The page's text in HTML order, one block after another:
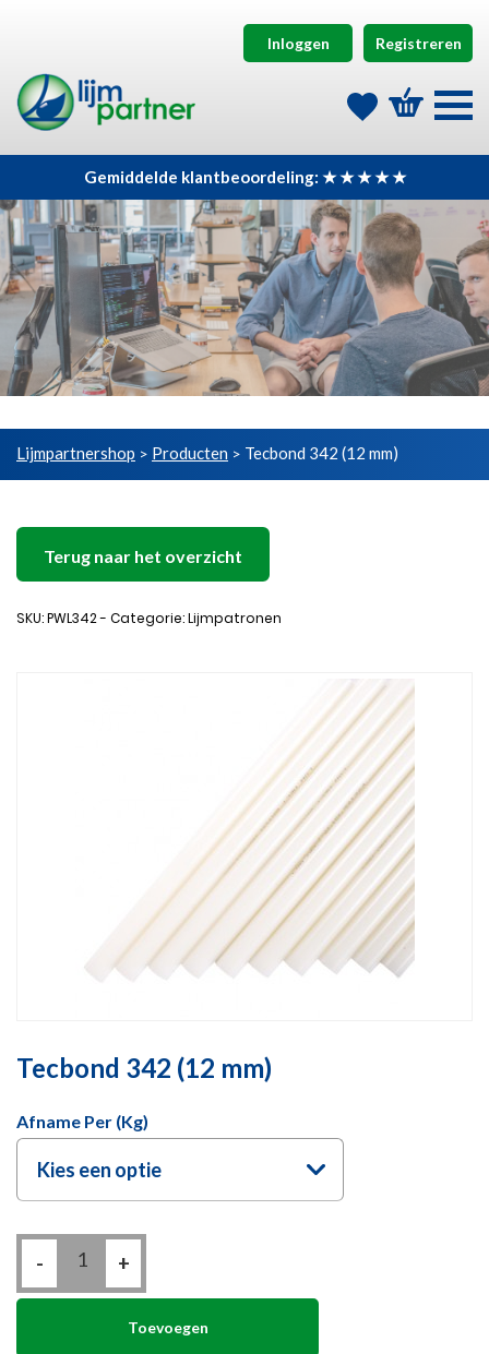
Inloggen Registreren
Gemiddelde klantbeoordeling: ★ ★ ★ ★ ★
Lijmpartnershop > Producten > Tecbond 342 (12 mm)
Terug naar het overzicht
SKU: PWL342 - Categorie: Lijmpatronen
Tecbond 342 (12 mm)
Afname Per (kg)
Kies een optie
-
Tecbond
342
mm)
+
Toevoegen